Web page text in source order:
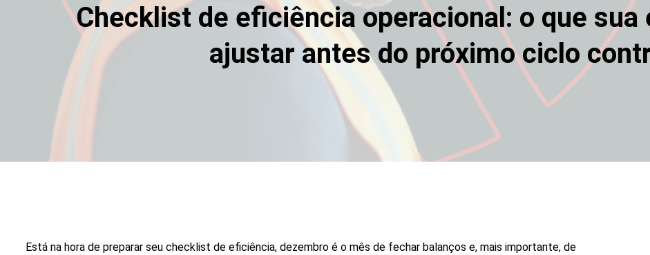
Checklist de eficiência operacional: o que
ajustar antes do próximo ciclo
Está na hora de preparar seu checklist de eficiência, dezembro é o mês de fechar balanços e, mais importante, de